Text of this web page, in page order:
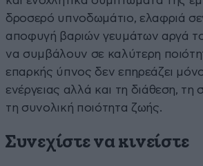
δροσερό υπνοδωμάτιο, ελαφριά
αποφυγή βαριών γευμάτων αργά
να συμβάλουν σε καλύτερη
επαρκής ύπνος δεν επηρεάζει
ενέργειας αλλά και τη διάθεση, τη
τη συνολική ποιότητα ζωής.
Συνεχίστε να κινείστε